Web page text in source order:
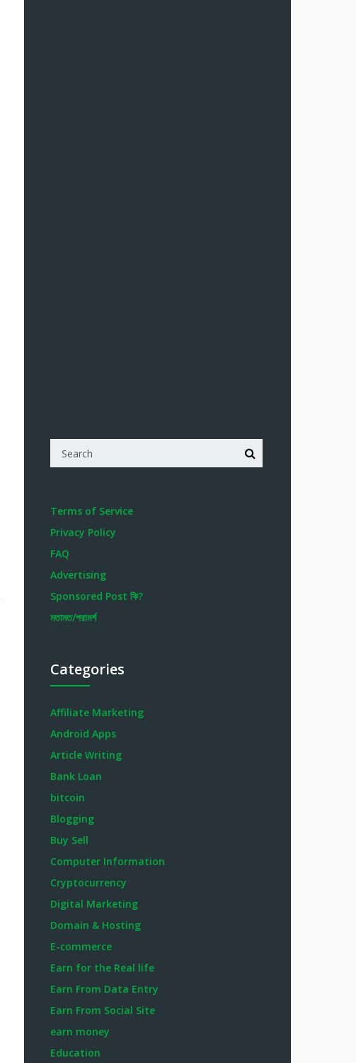
Terms of Service
Privacy Policy
FAQ
Advertising
Sponsored Post কি?
মতামত/পরামর্শ
Categories
Affiliate Marketing
Android Apps
Article Writing
Bank Loan
bitcoin
Blogging
Buy Sell
Computer Information
Cryptocurrency
Digital Marketing
Domain & Hosting
E-commerce
Earn for the Real life
Earn From Data Entry
Earn From Social Site
earn money
Education